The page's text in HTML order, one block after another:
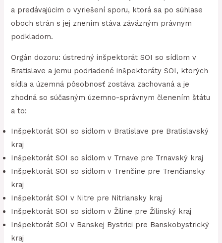
a predávajúcim o vyriešení sporu, ktorá sa po súhlase
oboch strán s jej znením stáva záväzným právnym
podkladom.
Orgán dozoru: ústredný inšpektorát SOI so sídlom v
Bratislave a jemu podriadené inšpektoráty SOI, ktorých
sídla a územná pôsobnosť zostáva zachovaná a je
zhodná so súčasným územno-správnym členením štátu
a to:
Inšpektorát SOI so sídlom v Bratislave pre Bratislavský
kraj
Inšpektorát SOI so sídlom v Trnave pre Trnavský kraj
Inšpektorát SOI so sídlom v Trenčíne pre Trenčiansky
kraj
Inšpektorát SOI v Nitre pre Nitriansky kraj
Inšpektorát SOI so sídlom v Žiline pre Žilinský kraj
Inšpektorát SOI v Banskej Bystrici pre Banskobystrický
kraj